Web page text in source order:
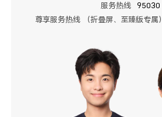
服务热线
95030
尊享服务热线 （折叠屏、至臻版专属）